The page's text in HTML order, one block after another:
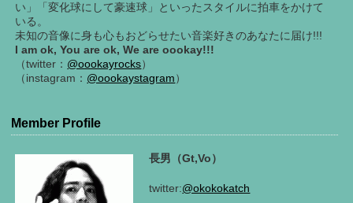
い」「変化球にして豪速球」といったスタイルに拍車をかけて
いる。
未知の音像に身も心もおどらせたい音楽好きのあなたに届け!!!
I am ok, You are ok, We are oookay!!!
（twitter： @oookayrocks）
（instagram： @oookaystagram）
Member Profile
長男（Gt,Vo）
twitter:@okokokatch